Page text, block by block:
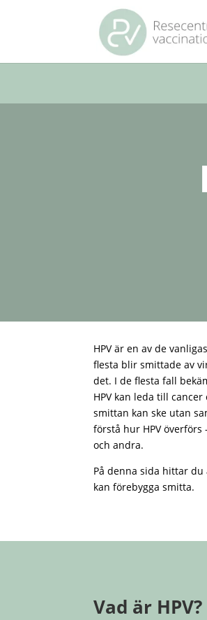
HPV är en av de
flesta blir smittade av
det. I de flesta fall
HPV kan leda till
smittan kan ske utan
förstå hur HPV
och andra.
På denna sida hittar du
kan förebygga smitta.
Vad är HPV?